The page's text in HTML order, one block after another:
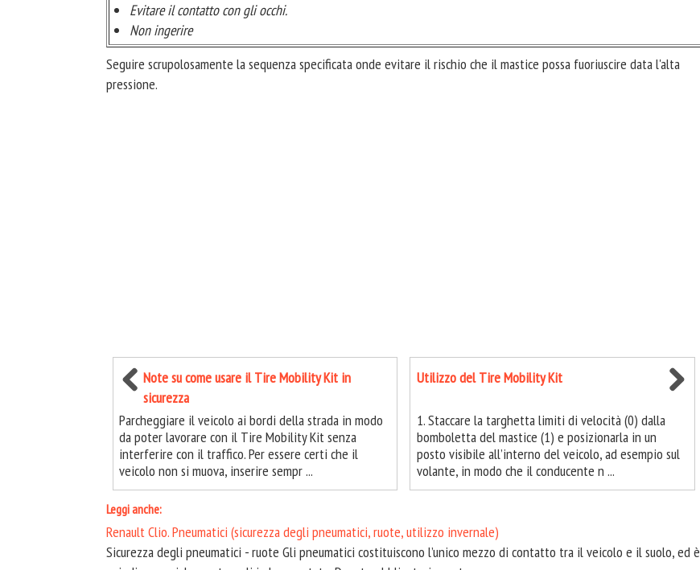
Evitare il contatto con gli occhi.
Non ingerire
Seguire scrupolosamente la sequenza specificata onde evitare il rischio che il mastice possa fuoriuscire data l'alta
pressione.
Note su come usare il Tire Mobility Kit in
sicurezza
Parcheggiare il veicolo ai bordi della strada in modo
da poter lavorare con il Tire Mobility Kit senza
interferire con il traffico. Per essere certi che il
veicolo non si muova, inserire sempr ...
Utilizzo del Tire Mobility Kit
1. Staccare la targhetta limiti di velocità (0) dalla
bomboletta del mastice (1) e posizionarla in un
posto visibile all’interno del veicolo, ad esempio sul
volante, in modo che il conducente n ...
Leggi anche:
Renault Clio. Pneumatici (sicurezza degli pneumatici, ruote, utilizzo invernale)
Sicurezza degli pneumatici - ruote Gli pneumatici costituiscono l’unico mezzo di contatto tra il veicolo e il suolo, ed è